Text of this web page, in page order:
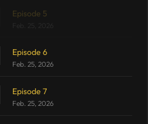
Episode 5
Episode 6
Feb. 25, 2026
Episode 7
Feb. 25, 2026